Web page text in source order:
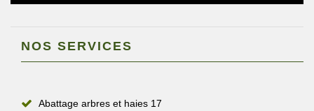
NOS SERVICES
Abattage arbres et haies 17